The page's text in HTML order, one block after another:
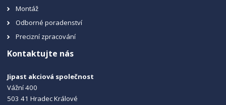
Montáž
Odborné poradenství
Precizní zpracování
Kontaktujte nás
Jipast akciová společnost
Vážní 400
503 41 Hradec Králové